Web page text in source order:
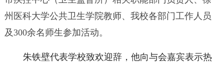
州医科大学公共卫生学院教师、我校各部门工作人员
及300余名师生参加活动。
朱铁壁代表学校致欢迎辞，他向与会嘉宾表示热